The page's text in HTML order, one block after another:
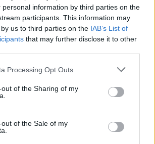
personal information by third parties on the
participants. This information may
us to third parties on the IAB’s List of
that may further disclose it to other
Processing Opt Outs
of the Sharing of my
of the Sale of my